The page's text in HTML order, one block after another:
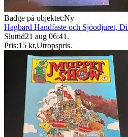
Badge på objektet:Ny
Hagbard Handfaste och Sjöodjuret,
Sluttid21 aug 06:41 .
Pris:15 kr,Utropspris.